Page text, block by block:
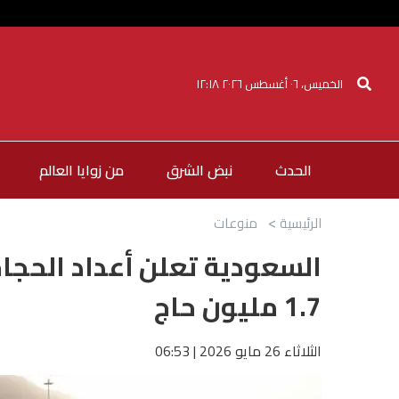
الخميس، ٠٦ أغسطس ٢٠٢٦ ١٢:١٨
الحدث نبض الشرق من زوايا العالم
الرئيسية منوعات
1.7 مليون حاج
الثلاثاء 26 مايو 2026 | 06:53